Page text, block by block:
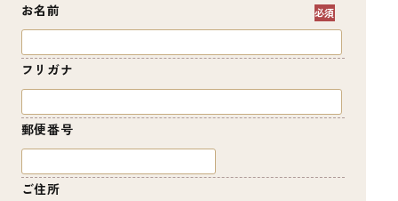
お名前
フリガナ
郵便番号
ご住所